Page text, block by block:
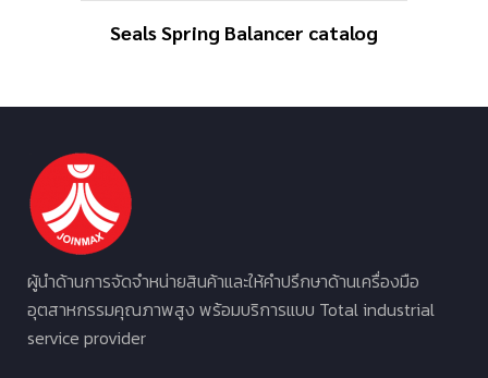
Seals Spring Balancer catalog
ผู้นำด้านการจัดจำหน่ายสินค้าและให้คำปรึกษาด้านเครื่องมือ
อุตสาหกรรมคุณภาพสูง พร้อมบริการแบบ Total industrial
service provider